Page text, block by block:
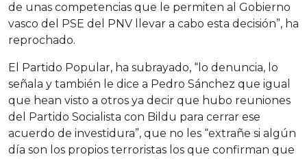
de unas competencias que le permiten al Gobierno
vasco del PSE del PNV llevar a cabo esta decisión”, ha
reprochado.
El Partido Popular, ha subrayado, “lo denuncia, lo
señala y también le dice a Pedro Sánchez que igual
que hean visto a otros ya decir que hubo reuniones
del Partido Socialista con Bildu para cerrar ese
acuerdo de investidura”, que no les “extrañe si algún
día son los propios terroristas los que confirman que